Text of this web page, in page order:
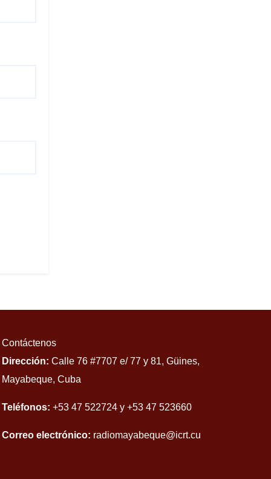
Contáctenos
Dirección: Calle 76 #7707 e/ 77 y 81, Güines,
Mayabeque, Cuba
Teléfonos: +53 47 522724 y +53 47 523660
Correo electrónico: radiomayabeque@icrt.cu